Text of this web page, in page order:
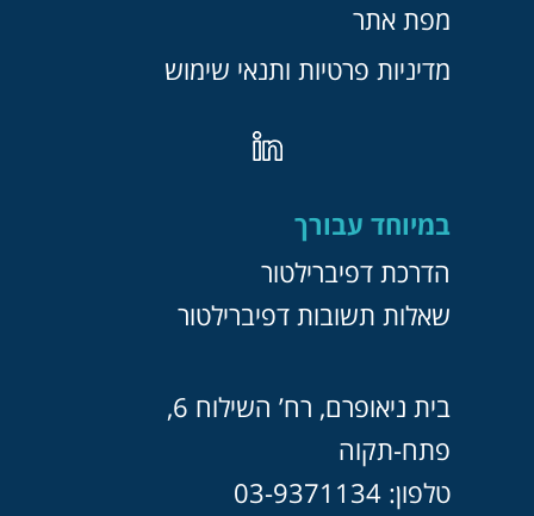
מפת אתר
מדיניות פרטיות ותנאי שימוש
במיוחד עבורך
הדרכת דפיברילטור
שאלות תשובות דפיברילטור
בית ניאופרם, רח’ השילוח 6,
פתח-תקוה
טלפון: 03-9371134